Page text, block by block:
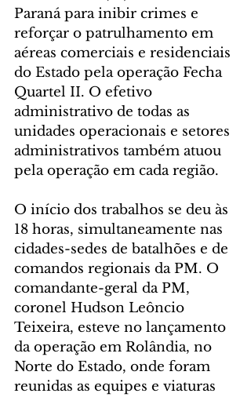
Paraná para inibir crimes e
reforçar o patrulhamento em
aéreas comerciais e residenciais
do Estado pela operação Fecha
Quartel II. O efetivo
administrativo de todas as
unidades operacionais e setores
administrativos também atuou
pela operação em cada região.
O início dos trabalhos se deu às
18 horas, simultaneamente nas
cidades-sedes de batalhões e de
comandos regionais da PM. O
comandante-geral da PM,
coronel Hudson Leôncio
Teixeira, esteve no lançamento
da operação em Rolândia, no
Norte do Estado, onde foram
reunidas as equipes e viaturas